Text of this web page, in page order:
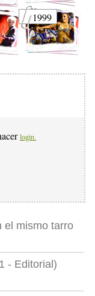
1999
login.
el mismo tarro
- Editorial)